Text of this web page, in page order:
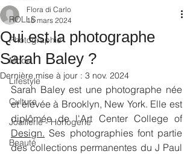
ROLLS
Photographie
Mode
Lifestyle
Culture
Joaillerie - Horlogerie
Beauté
Qui est la photographe
Sarah Baley ?
Flora di Carlo
15 mars 2024
Dernière mise à jour : 3 nov. 2024
Sarah Baley est une photographe née
et élevée à Brooklyn, New York. Elle est
Design. Ses photographies font partie
des collections permanentes du J Paul